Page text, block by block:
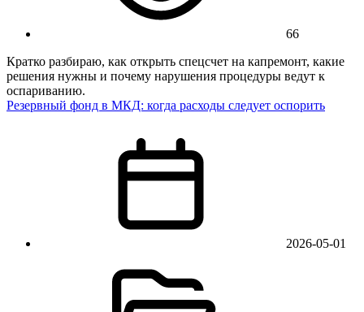
66
Кратко разбираю, как открыть спецсчет на капремонт, какие
решения нужны и почему нарушения процедуры ведут к
оспариванию.
Резервный фонд в МКД: когда расходы следует оспорить
2026-05-01